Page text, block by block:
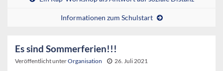
Informationen zum Schulstart
Es sind Sommerferien!!!
Veröffentlicht unterOrganisation 26. Juli 2021